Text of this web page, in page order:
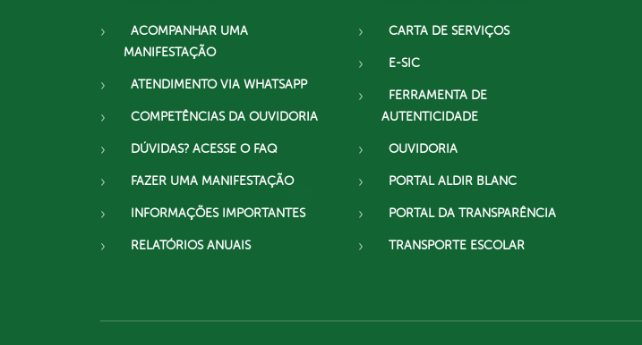
ACOMPANHAR UMA
MANIFESTAÇÃO
ATENDIMENTO VIA WHATSAPP
COMPETÊNCIAS DA OUVIDORIA
DÚVIDAS? ACESSE O FAQ
FAZER UMA MANIFESTAÇÃO
INFORMAÇÕES IMPORTANTES
RELATÓRIOS ANUAIS
CARTA DE SERVIÇOS
E-SIC
FERRAMENTA DE
AUTENTICIDADE
OUVIDORIA
PORTAL ALDIR BLANC
PORTAL DA TRANSPARÊNCIA
TRANSPORTE ESCOLAR